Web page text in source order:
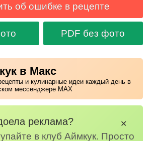
об ошибке в рецепте
PDF без фото
в Макс
и кулинарные идеи каждый день в
мессенджере MAX
реклама?
в клуб Аймкук. Просто
✕